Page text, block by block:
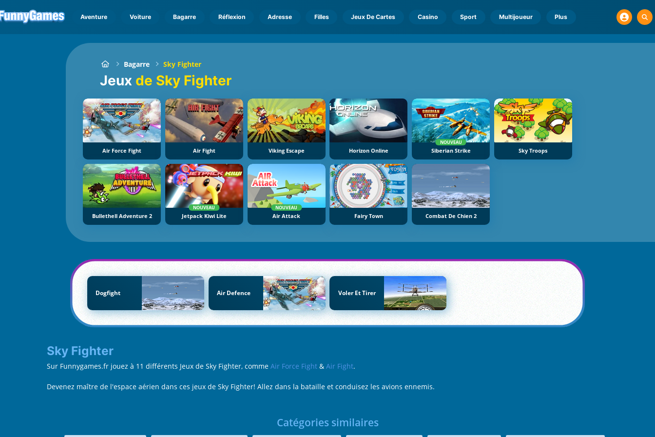
Aventure Voiture Bagarre Réflexion Adresse Filles Jeux De Cartes Casino Sport Multijoueur Plus
Bagarre Sky Fighter
Jeux de Sky Fighter
Air Force Fight Air Fight Viking Escape Horizon Online
NOUVEAU
Siberian Strike Sky Troops
Bullethell Adventure 2
NOUVEAU
Jetpack Kiwi Lite
NOUVEAU
Air Attack Fairy Town Combat De Chien 2
Dogfight Air Defence Voler Et Tirer
Sky Fighter
Sur Funnygames.fr jouez à 11 différents Jeux de Sky Fighter, comme Air Force Fight & Air Fight.
Devenez maître de l'espace aérien dans ces jeux de Sky Fighter! Allez dans la bataille et conduisez les avions ennemis.
Catégories similaires